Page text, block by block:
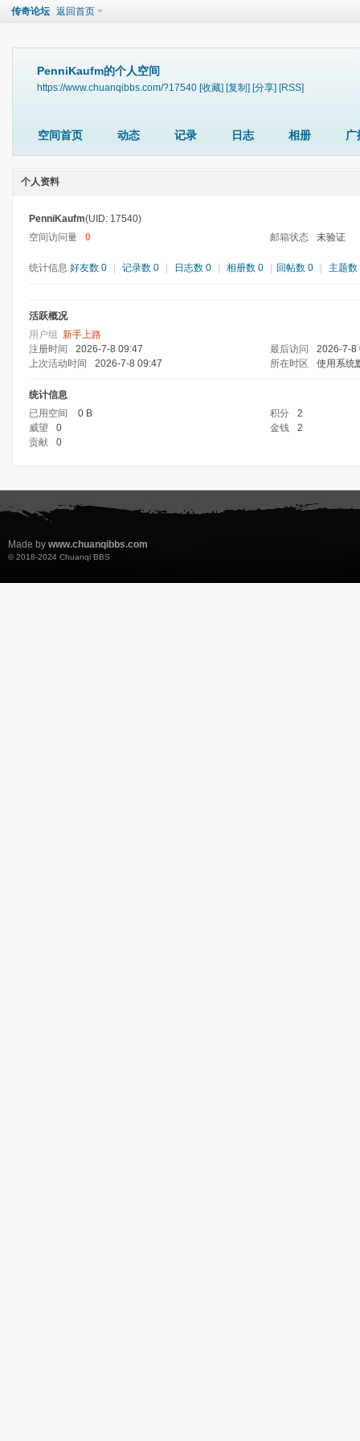
传奇论坛 返回首页
PenniKaufm的个人空间
https://www.chuanqibbs.com/?17540 [收藏] [复制] [分享] [RSS]
空间首页 动态 记录 日志 相册 广
个人资料
PenniKaufm(UID: 17540)
空间访问量
0 邮箱状态 未验证
统计信息 好友数 0 记录数 0 日志数 0 相册数 0 回帖数 0 主题数
活跃概况
用户组 新手上路
注册时间
2026-7-8 09:47 最后访问
2026-7-8
上次活动时间
2026-7-8 09:47 所在时区 使用系统
统计信息
已用空间
0 B 积分
2
威望
0 金钱
2
贡献
0
Made by www.chuanqibbs.com
© 2018-2024 Chuanqi BBS